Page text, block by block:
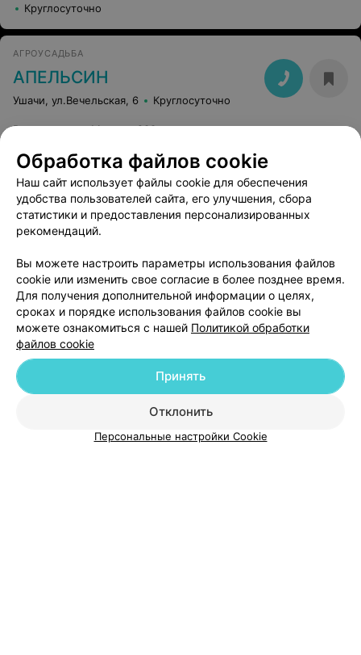
Круглосуточно
АГРОУСАДЬБА
АПЕЛЬСИН
Ушачи, ул.Вечельская, 6 Круглосуточно
Расстояние от Минска:200 км
УСАДЬБЫ БЕЛОРУССИИ
Викинг
Витебск, Браславский район
Добавить компанию
Обработка файлов cookie
Наш сайт использует файлы cookie для обеспечения
удобства пользователей сайта, его улучшения, сбора
статистики и предоставления персонализированных
рекомендаций.
Вы можете настроить параметры использования файлов
cookie или изменить свое согласие в более позднее время.
Для получения дополнительной информации о целях,
сроках и порядке использования файлов cookie вы
можете ознакомиться с нашей Политикой обработки
файлов cookie
Отклонить
Принять
Персональные настройки Cookie